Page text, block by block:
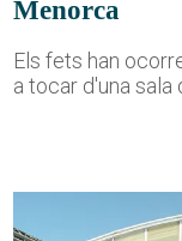
Menorca
Els fets han
a tocar d'una sala